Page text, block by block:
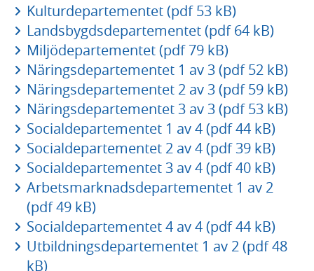
Kulturdepartementet (pdf 53 kB)
Landsbygdsdepartementet (pdf 64 kB)
Miljödepartementet (pdf 79 kB)
Näringsdepartementet 1 av 3 (pdf 52 kB)
Näringsdepartementet 2 av 3 (pdf 59 kB)
Näringsdepartementet 3 av 3 (pdf 53 kB)
Socialdepartementet 1 av 4 (pdf 44 kB)
Socialdepartementet 2 av 4 (pdf 39 kB)
Socialdepartementet 3 av 4 (pdf 40 kB)
Arbetsmarknadsdepartementet 1 av 2
(pdf 49 kB)
Socialdepartementet 4 av 4 (pdf 44 kB)
Utbildningsdepartementet 1 av 2 (pdf 48
kB)